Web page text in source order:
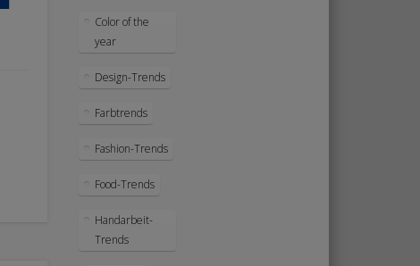
Color of the
year
Design-Trends
Farbtrends
Fashion-Trends
Food-Trends
Handarbeit-
Trends